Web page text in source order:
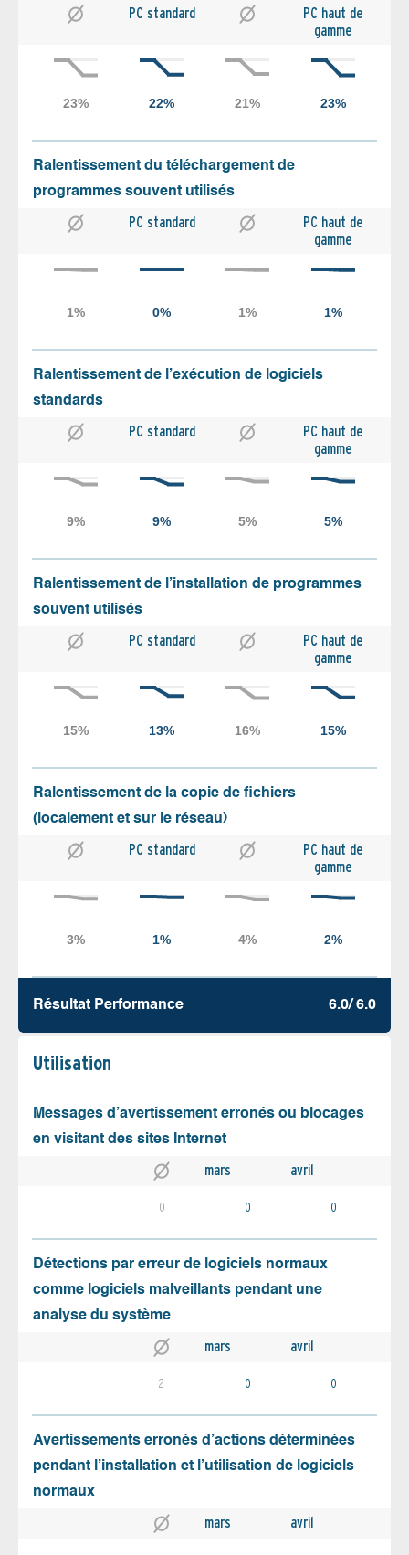
PC standard
PC haut de
gamme
Ralentissement du téléchargement de
programmes souvent utilisés
PC standard
PC haut de
gamme
Ralentissement de l’exécution de logiciels
standards
PC standard
PC haut de
gamme
Ralentissement de l’installation de programmes
souvent utilisés
PC standard
PC haut de
gamme
Ralentissement de la copie de fichiers
(localement et sur le réseau)
PC standard
PC haut de
gamme
Résultat Performance 6.0/ 6.0
Utilisation
Messages d’avertissement erronés ou blocages
en visitant des sites Internet
mars avril
0 0 0
Détections par erreur de logiciels normaux
comme logiciels malveillants pendant une
analyse du système
mars avril
2 0 0
Avertissements erronés d’actions déterminées
pendant l’installation et l’utilisation de logiciels
normaux
mars avril